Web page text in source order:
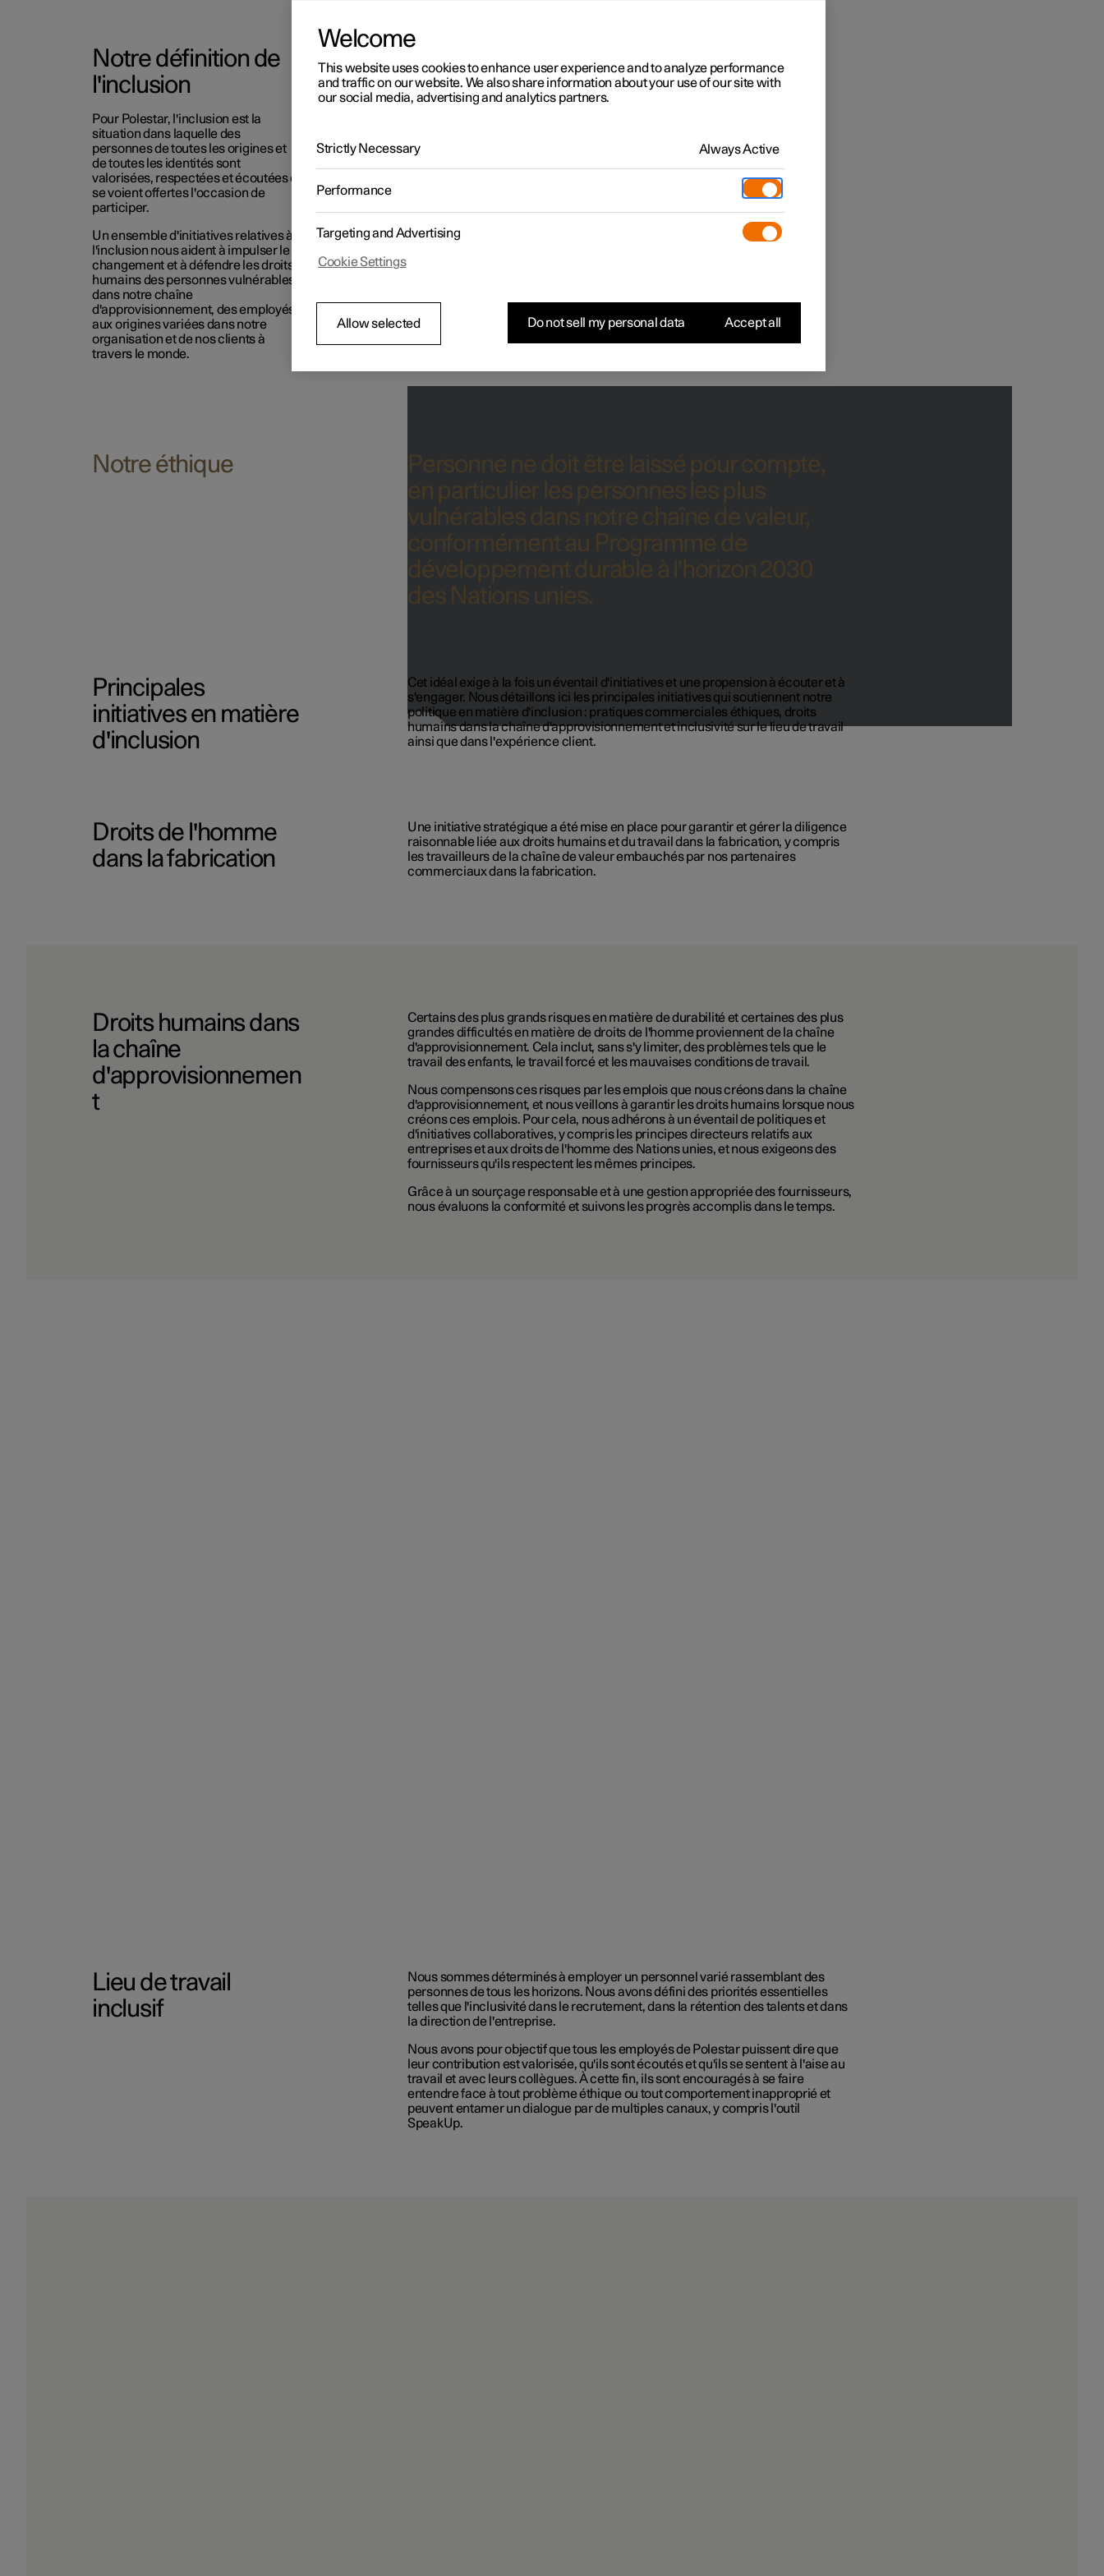
Notre définition de
l'inclusion
Pour Polestar, l'inclusion est la
situation dans laquelle des
personnes de toutes les origines et
de toutes les identités sont
valorisées, respectées et écoutées et
se voient offertes l'occasion de
participer.
Un ensemble d'initiatives relatives à
l'inclusion nous aident à impulser le
changement et à défendre les droits
humains des personnes vulnérables
dans notre chaîne
d'approvisionnement, des employés
aux origines variées dans notre
organisation et de nos clients à
travers le monde.
Notre éthique
Personne ne doit être laissé pour compte,
en particulier les personnes les plus
vulnérables dans notre chaîne de valeur,
conformément au Programme de
développement durable à l'horizon 2030
des Nations unies.
Principales
initiatives en matière
d'inclusion
Cet idéal exige à la fois un éventail d'initiatives et une propension à écouter et à
s'engager. Nous détaillons ici les principales initiatives qui soutiennent notre
politique en matière d'inclusion : pratiques commerciales éthiques, droits
humains dans la chaîne d'approvisionnement et inclusivité sur le lieu de travail
ainsi que dans l'expérience client.
Droits de l'homme
dans la fabrication
Une initiative stratégique a été mise en place pour garantir et gérer la diligence
raisonnable liée aux droits humains et du travail dans la fabrication, y compris
les travailleurs de la chaîne de valeur embauchés par nos partenaires
commerciaux dans la fabrication.
Droits humains dans
la chaîne
d'approvisionnemen
t
Certains des plus grands risques en matière de durabilité et certaines des plus
grandes difficultés en matière de droits de l'homme proviennent de la chaîne
d'approvisionnement. Cela inclut, sans s'y limiter, des problèmes tels que le
travail des enfants, le travail forcé et les mauvaises conditions de travail.
Nous compensons ces risques par les emplois que nous créons dans la chaîne
d'approvisionnement, et nous veillons à garantir les droits humains lorsque nous
créons ces emplois. Pour cela, nous adhérons à un éventail de politiques et
d'initiatives collaboratives, y compris les principes directeurs relatifs aux
entreprises et aux droits de l'homme des Nations unies, et nous exigeons des
fournisseurs qu'ils respectent les mêmes principes.
Grâce à un sourçage responsable et à une gestion appropriée des fournisseurs,
nous évaluons la conformité et suivons les progrès accomplis dans le temps.
Lieu de travail
inclusif
Nous sommes déterminés à employer un personnel varié rassemblant des
personnes de tous les horizons. Nous avons défini des priorités essentielles
telles que l'inclusivité dans le recrutement, dans la rétention des talents et dans
la direction de l'entreprise.
Nous avons pour objectif que tous les employés de Polestar puissent dire que
leur contribution est valorisée, qu'ils sont écoutés et qu'ils se sentent à l'aise au
travail et avec leurs collègues. À cette fin, ils sont encouragés à se faire
entendre face à tout problème éthique ou tout comportement inapproprié et
peuvent entamer un dialogue par de multiples canaux, y compris l'outil
SpeakUp.
Welcome
This website uses cookies to enhance user experience and to analyze performance
and traffic on our website. We also share information about your use of our site with
our social media, advertising and analytics partners.
Strictly Necessary Always Active
Performance
Targeting and Advertising
Cookie Settings
Allow selected Do not sell my personal data Accept all